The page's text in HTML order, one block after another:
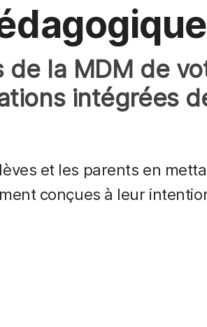
de la MDM de
intégrées
et les parents en
conçues à leur